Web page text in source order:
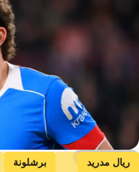
Getty Images
ريال مدريد برشلونة